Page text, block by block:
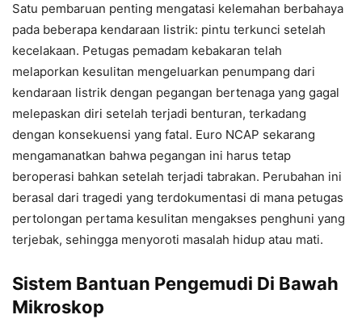
Satu pembaruan penting mengatasi kelemahan berbahaya
pada beberapa kendaraan listrik: pintu terkunci setelah
kecelakaan. Petugas pemadam kebakaran telah
melaporkan kesulitan mengeluarkan penumpang dari
kendaraan listrik dengan pegangan bertenaga yang gagal
melepaskan diri setelah terjadi benturan, terkadang
dengan konsekuensi yang fatal. Euro NCAP sekarang
mengamanatkan bahwa pegangan ini harus tetap
beroperasi bahkan setelah terjadi tabrakan. Perubahan ini
berasal dari tragedi yang terdokumentasi di mana petugas
pertolongan pertama kesulitan mengakses penghuni yang
terjebak, sehingga menyoroti masalah hidup atau mati.
Sistem Bantuan Pengemudi Di Bawah
Mikroskop